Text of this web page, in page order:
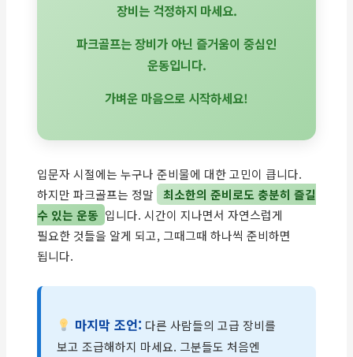
장비는 걱정하지 마세요.
파크골프는 장비가 아닌 즐거움이 중심인
운동입니다.
가벼운 마음으로 시작하세요!
입문자 시절에는 누구나 준비물에 대한 고민이 큽니다.
하지만 파크골프는 정말
최소한의 준비로도 충분히 즐길
수 있는 운동 입니다. 시간이 지나면서 자연스럽게
필요한 것들을 알게 되고, 그때그때 하나씩 준비하면
됩니다.
마지막 조언: 다른 사람들의 고급 장비를
보고 조급해하지 마세요. 그분들도 처음엔